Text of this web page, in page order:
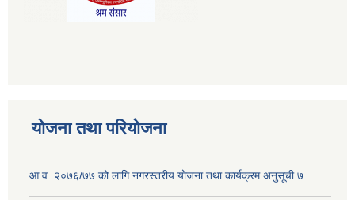
योजना तथा परियोजना
आ.व. २०७६/७७ को लागि नगरस्तरीय योजना तथा कार्यक्रम अनुसूची ७